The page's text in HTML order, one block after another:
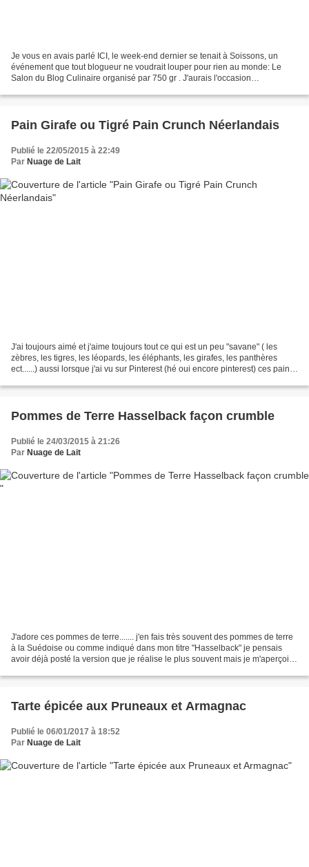
Je vous en avais parlé ICI, le week-end dernier se tenait à Soissons, un
événement que tout blogueur ne voudrait louper pour rien au monde: Le
Salon du Blog Culinaire organisé par 750 gr . J'aurais l'occasion
Pain Girafe ou Tigré Pain Crunch Néerlandais
Publié le 22/05/2015 à 22:49
Par Nuage de Lait
J'ai toujours aimé et j'aime toujours tout ce qui est un peu "savane" ( les
zèbres, les tigres, les léopards, les éléphants, les girafes, les panthères
ect......) aussi lorsque j'ai vu sur Pinterest (hé oui encore pinterest) ces pains
Pommes de Terre Hasselback façon crumble
Publié le 24/03/2015 à 21:26
Par Nuage de Lait
J'adore ces pommes de terre....... j'en fais très souvent des pommes de terre
à la Suédoise ou comme indiqué dans mon titre "Hasselback" je pensais
avoir déjà posté la version que je réalise le plus souvent mais je m'aperçois
Tarte épicée aux Pruneaux et Armagnac
Publié le 06/01/2017 à 18:52
Par Nuage de Lait